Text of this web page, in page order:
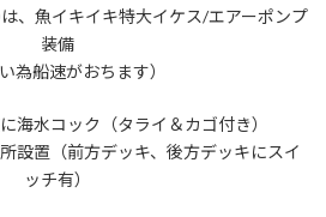
、魚イキイキ特大イケス/エアーポンプ
装備
い為船速がおちます）
海水コック（タライ＆カゴ付き）
設置（前方デッキ、後方デッキにスイ
ッチ有）